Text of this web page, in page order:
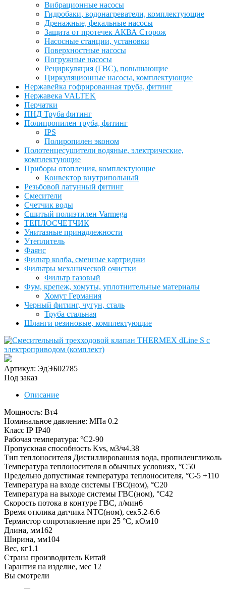
Вибрационные насосы
Гидробаки, водонагреватели, комплектующие
Дренажные, фекальные насосы
Защита от протечек АКВА Сторож
Насосные станции, установки
Поверхностные насосы
Погружные насосы
Рециркуляция (ГВС), повышающие
Циркуляционные насосы, комплектующие
Нержавейка гофрированная труба, фитинг
Нержавека VALTEK
Перчатки
ПНД Труба фитинг
Полипропилен труба, фитинг
IPS
Полиропилен эконом
Полотенцесушители водяные, электрические,
комплектующие
Приборы отопления, комплектующие
Конвектор внутрипольный
Резьбовой латунный фитинг
Смесители
Счетчик воды
Сшитый полиэтилен Varmega
ТЕПЛОСЧЕТЧИК
Унитазные принадлежности
Утеплитель
Фаянс
Фильтр колба, сменные картриджи
Фильтры механической очистки
Фильтр газовый
Фум, крепеж, хомуты, уплотнительные материалы
Хомут Германия
Черный фитинг, чугун, сталь
Труба стальная
Шланги резиновые, комплектующие
Артикул: ЭдЭБ02785
Под заказ
Описание
Мощность: Вт4
Номинальное давление: МПа 0.2
Класс IP IP40
Рабочая температура: °C2-90
Пропускная способность Kvs, м3/ч4.38
Тип теплоносителя Дистиллированная вода, пропиленгликоль
Температура теплоносителя в обычных условиях, °C50
Предельно допустимая температура теплоносителя, °C-5 +110
Температура на входе системы ГВС(ном), °C20
Температура на выходе системы ГВС(ном), °C42
Скорость потока в контуре ГВС, л/мин6
Время отклика датчика NTC(ном), сек5.2-6.6
Термистор сопротивление при 25 °C, кОм10
Длина, мм162
Ширина, мм104
Вес, кг1.1
Страна производитель Китай
Гарантия на изделие, мес 12
Вы смотрели